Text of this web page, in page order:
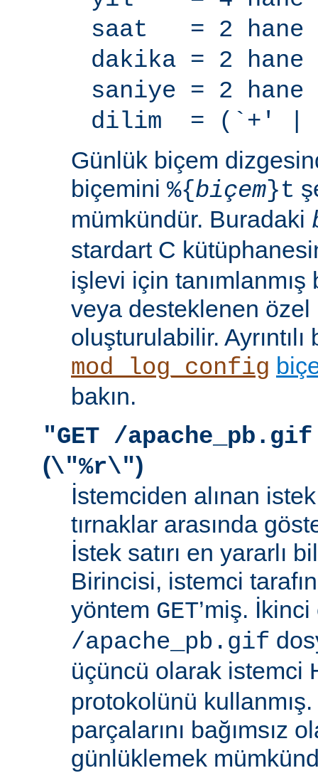
saat = 2 hane
dakika = 2 hane
saniye = 2 hane
dilim = (`+' |
Günlük biçem
biçemini %{ biçem }t
mümkündür. Buradaki
stardart C
işlevi için
veya desteklenen
oluşturulabilir.
mod_log_config
bakın.
"GET /
(\"%r\")
İstemciden alınan istek
tırnaklar arasında
İstek satırı en yararlı
Birincisi, istemci
yöntem GET’miş.
/apache_pb.gif
üçüncü olarak istemci
protokolünü kullanmış.
parçalarını bağımsız
günlüklemek